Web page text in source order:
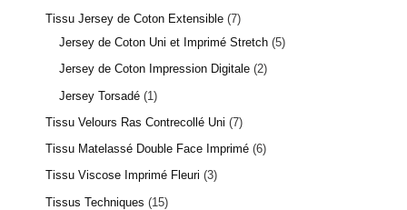
Tissu Jersey de Coton Extensible 7
Jersey de Coton Uni et Imprimé Stretch 5
Jersey de Coton Impression Digitale 2
Jersey Torsadé 1
Tissu Velours Ras Contrecollé Uni 7
Tissu Matelassé Double Face Imprimé 6
Tissu Viscose Imprimé Fleuri 3
Tissus Techniques
15